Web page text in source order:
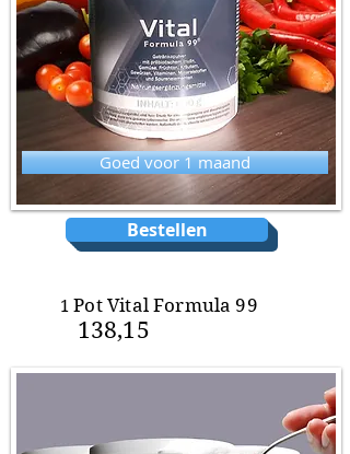
Goed voor 1 maand
Bestellen
1Pot Vital Formula 99
138,15